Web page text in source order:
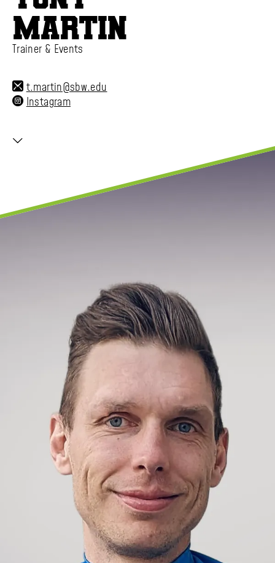
Martin
Trainer & Events
t.martin@sbw.edu
Instagram